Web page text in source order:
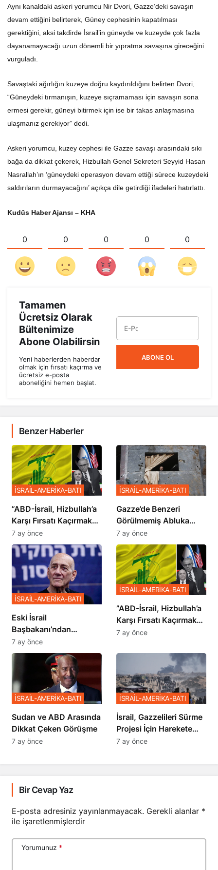
Aynı kanaldaki askeri yorumcu Nir Dvori, Gazze’deki savaşın
devam ettiğini belirterek, Güney cephesinin kapatılması
gerektiğini, aksi takdirde İsrail’in güneyde ve kuzeyde çok fazla
dayanamayacağı uzun dönemli bir yıpratma savaşına gireceğini
vurguladı.
Savaştaki ağırlığın kuzeye doğru kaydırıldığını belirten Dvori,
“Güneydeki tırmanışın, kuzeye sıçramaması için savaşın sona
ermesi gerekir, güneyi bitirmek için ise bir takas anlaşmasına
ulaşmanız gerekiyor” dedi.
Askeri yorumcu, kuzey cephesi ile Gazze savaşı arasındaki sıkı
bağa da dikkat çekerek, Hizbullah Genel Sekreteri Seyyid Hasan
Nasrallah’ın ‘güneydeki operasyon devam ettiği sürece kuzeydeki
saldırıların durmayacağını’ açıkça dile getirdiği ifadeleri hatırlattı.
Kudüs Haber Ajansı – KHA
0 0 0 0 0
Tamamen
Ücretsiz Olarak
Bültenimize
Abone Olabilirsin
Yeni haberlerden haberdar
olmak için fırsatı kaçırma ve
ücretsiz e-posta
aboneliğini hemen başlat.
ABONE OL
Benzer Haberler
​​​​​​​”ABD-İsrail, Hizbullah’a
Karşı Fırsatı Kaçırmak
İstemiyor”
İSRAİL-AMERİKA-BATI
7 ay önce
​​​​​​​Gazze’de Benzeri
Görülmemiş Abluka
Planı
İSRAİL-AMERİKA-BATI
7 ay önce
Eski İsrail
Başbakanı’ndan
Netanyahu’ya Ağır
Sözler
İSRAİL-AMERİKA-BATI
7 ay önce
​​​​​​​”ABD-İsrail, Hizbullah’a
Karşı Fırsatı Kaçırmak
İstemiyor”
İSRAİL-AMERİKA-BATI
7 ay önce
Sudan ve ABD Arasında
Dikkat Çeken Görüşme
İSRAİL-AMERİKA-BATI
7 ay önce
İsrail, Gazzelileri Sürme
Projesi İçin Harekete
Geçti
İSRAİL-AMERİKA-BATI
7 ay önce
Bir Cevap Yaz
E-posta adresiniz yayınlanmayacak. Gerekli alanlar *
ile işaretlenmişlerdir
Yorumunuz *